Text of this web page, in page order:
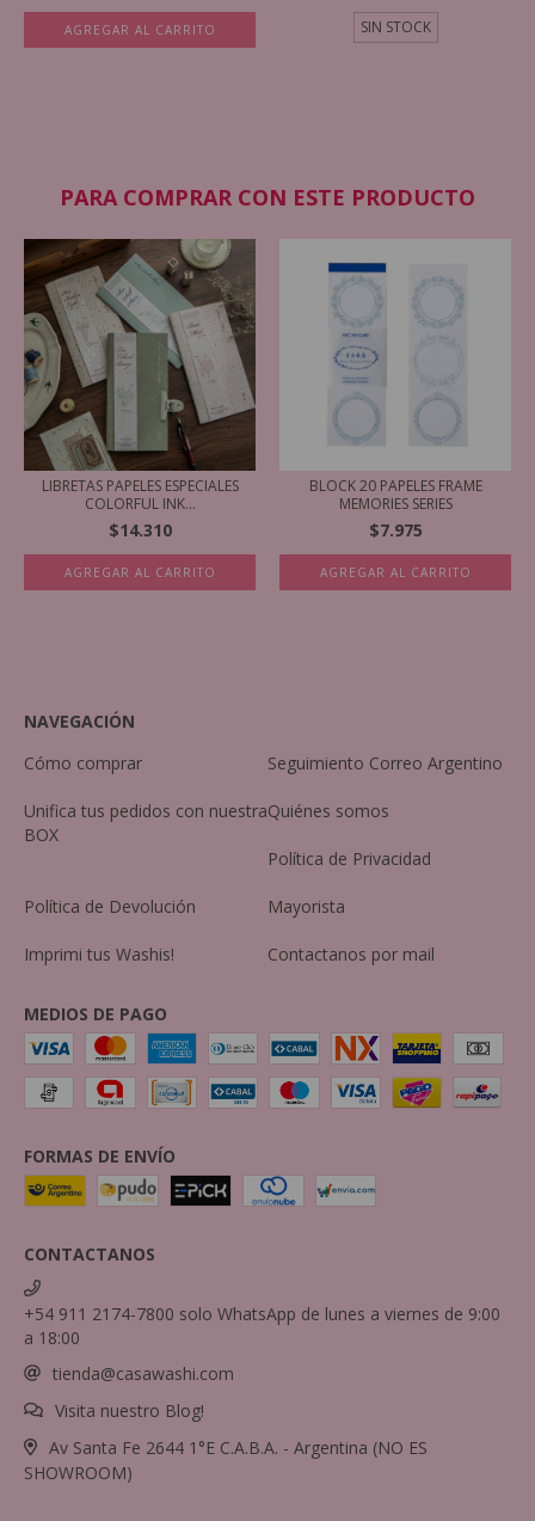
AGREGAR AL CARRITO SIN STOCK
PARA COMPRAR CON ESTE PRODUCTO
LIBRETAS PAPELES ESPECIALES
COLORFUL INK...
$14.310
AGREGAR AL CARRITO
BLOCK 20 PAPELES FRAME
MEMORIES SERIES
$7.975
AGREGAR AL CARRITO
NAVEGACIÓN
Cómo comprar
Seguimiento Correo Argentino
Unifica tus pedidos con nuestra
BOX
Quiénes somos
Política de Privacidad
Política de Devolución Mayorista
Imprimi tus Washis! Contactanos por mail
MEDIOS DE PAGO
FORMAS DE ENVÍO
CONTACTANOS
+54 911 2174-7800 solo WhatsApp de lunes a viernes de 9:00
a 18:00
tienda@casawashi.com
Visita nuestro Blog!
Av Santa Fe 2644 1°E C.A.B.A. - Argentina (NO ES
SHOWROOM)